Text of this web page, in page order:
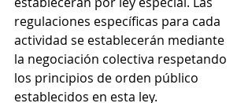
regulaciones específicas para cada
actividad se establecerán mediante
la negociación colectiva respetando
los principios de orden público
establecidos en esta ley.